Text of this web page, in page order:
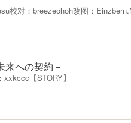
对：breezeohoh改图：
来への契約－
【STORY】